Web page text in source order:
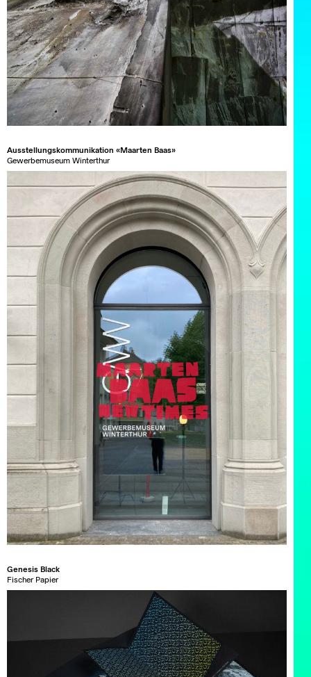
Ausstellungskommunikation «Maarten Baas»
Gewerbemuseum Winterthur
Genesis Black
Fischer Papier